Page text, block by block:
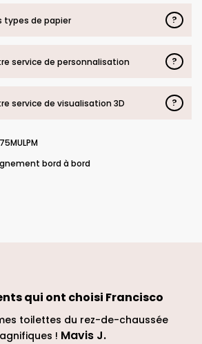
types de papier ?
service de personnalisation ?
service de visualisation 3D ?
bord à bord
qui ont choisi Francisco
toilettes du rez-de-chaussée
! Mavis J.